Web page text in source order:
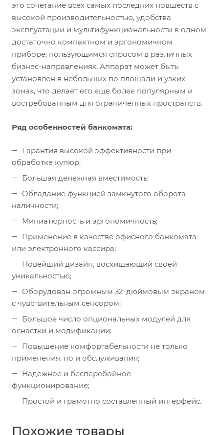
это сочетание всех самых последних новшеств с
высокой производительностью, удобства
эксплуатации и мультифункциональности в одном
достаточно компактном и эргономичном
приборе, пользующимся спросом в различных
бизнес-направлениях. Аппарат может быть
установлен в небольших по площади и узких
зонах, что делает его еще более популярным и
востребованным для ограниченных пространств.
Ряд особенностей банкомата:
Гарантия высокой эффективности при
обработке купюр;
Большая денежная вместимость;
Обладание функцией замкнутого оборота
наличности;
Миниатюрность и эргономичность;
Применение в качестве офисного банкомата
или электронного кассира;
Новейший дизайн, восхищающий своей
уникальностью;
Оборудован огромным 32-дюймовым экраном
с чувствительным сенсором;
Большое число опциональных модулей для
оснастки и модификации;
Повышение комфортабельности не только
применения, но и обслуживания;
Надежное и бесперебойное
функционирование;
Простой и грамотно составленный интерфейс.
Похожие товары